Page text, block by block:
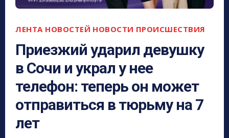
ЛЕНТА НОВОСТЕЙ НОВОСТИ ПРОИСШЕСТВИЯ
Приезжий ударил девушку
в Сочи и украл у нее
телефон: теперь он может
отправиться в тюрьму на 7
лет